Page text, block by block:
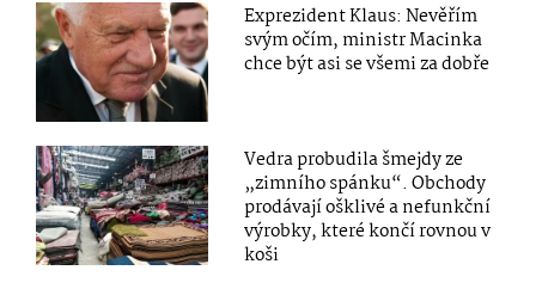
Exprezident Klaus: Nevěřím
svým očím, ministr Macinka
chce být asi se všemi za dobře
Vedra probudila šmejdy ze
„zimního spánku“. Obchody
prodávají ošklivé a nefunkční
výrobky, které končí rovnou v
koši